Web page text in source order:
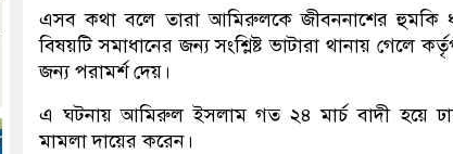
এসব কথা বলে তারা আমিরুলকে জীবননাশের হুমকি
বিষয়টি সমাধানের জন্য সংশ্লিষ্ট ভাটারা থানায় গেলে
জন্য পরামর্শ দেয়।
এ ঘটনায় আমিরুল ইসলাম গত ২৪ মার্চ বাদী হয়ে
মামলা দায়ের করেন।